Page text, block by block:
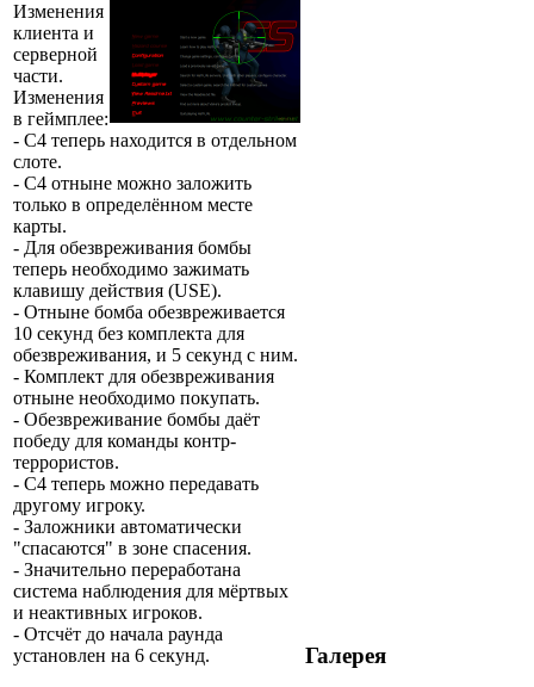
Изменения
клиента и
серверной
части.
Изменения
в геймплее:
- С4 теперь находится в отдельном
слоте.
- С4 отныне можно заложить
только в определённом месте
карты.
- Для обезвреживания бомбы
теперь необходимо зажимать
клавишу действия (USE).
- Отныне бомба обезвреживается
10 секунд без комплекта для
обезвреживания, и 5 секунд с ним.
- Комплект для обезвреживания
отныне необходимо покупать.
- Обезвреживание бомбы даёт
победу для команды контр-
террористов.
- С4 теперь можно передавать
другому игроку.
- Заложники автоматически
"спасаются" в зоне спасения.
- Значительно переработана
система наблюдения для мёртвых
и неактивных игроков.
- Отсчёт до начала раунда
установлен на 6 секунд.
Галерея